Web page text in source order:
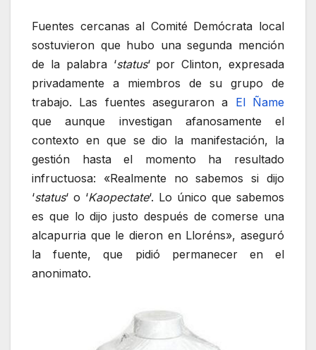
Fuentes cercanas al Comité Demócrata local
sostuvieron que hubo una segunda mención
de la palabra ‘status‘ por Clinton, expresada
privadamente a miembros de su grupo de
trabajo. Las fuentes aseguraron a El Ñame
que aunque investigan afanosamente el
contexto en que se dio la manifestación, la
gestión hasta el momento ha resultado
infructuosa: «Realmente no sabemos si dijo
‘status‘ o ‘Kaopectate‘. Lo único que sabemos
es que lo dijo justo después de comerse una
alcapurria que le dieron en Lloréns», aseguró
la fuente, que pidió permanecer en el
anonimato.